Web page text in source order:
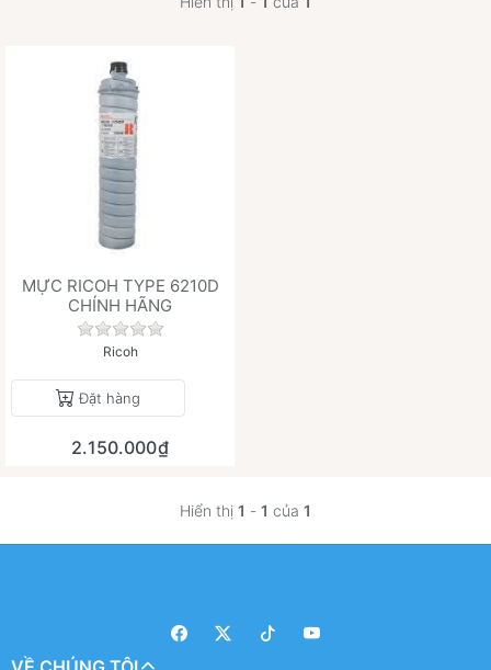
MỰC RICOH TYPE 6210D
CHÍNH HÃNG
Chưa có đánh giá nào cho sản phẩm này.
Ricoh
Đặt hàng
2.150.000₫
Hiển thị 1 - 1 của 1